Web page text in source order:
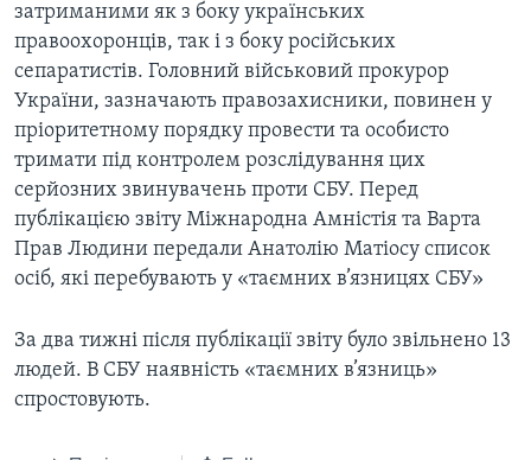
затриманими як з боку українських
правоохоронців, так і з боку російських
сепаратистів. Головний військовий прокурор
України, зазначають правозахисники, повинен у
пріоритетному порядку провести та особисто
тримати під контролем розслідування цих
серйозних звинувачень проти СБУ. Перед
публікацією звіту Міжнародна Амністія та Варта
Прав Людини передали Анатолію Матіосу список
осіб, які перебувають у «таємних в’язницях СБУ»
За два тижні після публікації звіту було звільнено 13
людей. В СБУ наявність «таємних в’язниць»
спростовують.